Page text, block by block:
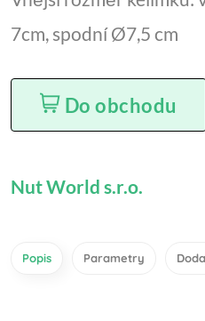
7cm, spodní Ø7,5 cm
Do obchodu
Nut World s.r.o.
Popis Parametry